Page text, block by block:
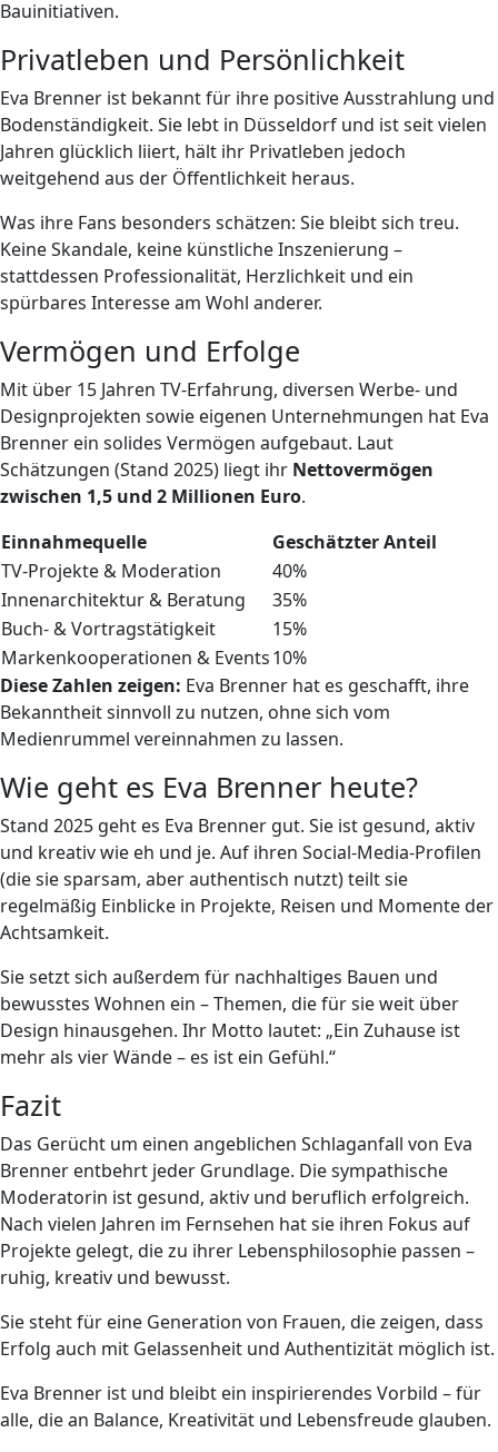
Bauinitiativen.
Privatleben und Persönlichkeit
Eva Brenner ist bekannt für ihre positive Ausstrahlung und
Bodenständigkeit. Sie lebt in Düsseldorf und ist seit vielen
Jahren glücklich liiert, hält ihr Privatleben jedoch
weitgehend aus der Öffentlichkeit heraus.
Was ihre Fans besonders schätzen: Sie bleibt sich treu.
Keine Skandale, keine künstliche Inszenierung –
stattdessen Professionalität, Herzlichkeit und ein
spürbares Interesse am Wohl anderer.
Vermögen und Erfolge
Mit über 15 Jahren TV-Erfahrung, diversen Werbe- und
Designprojekten sowie eigenen Unternehmungen hat Eva
Brenner ein solides Vermögen aufgebaut. Laut
Schätzungen (Stand 2025) liegt ihr Nettovermögen
zwischen 1,5 und 2 Millionen Euro.
Einnahmequelle
Geschätzter Anteil
TV-Projekte & Moderation
40%
Innenarchitektur & Beratung
35%
Buch- & Vortragstätigkeit
15%
Markenkooperationen & Events10%
Diese Zahlen zeigen: Eva Brenner hat es geschafft, ihre
Bekanntheit sinnvoll zu nutzen, ohne sich vom
Medienrummel vereinnahmen zu lassen.
Wie geht es Eva Brenner heute?
Stand 2025 geht es Eva Brenner gut. Sie ist gesund, aktiv
und kreativ wie eh und je. Auf ihren Social-Media-Profilen
(die sie sparsam, aber authentisch nutzt) teilt sie
regelmäßig Einblicke in Projekte, Reisen und Momente der
Achtsamkeit.
Sie setzt sich außerdem für nachhaltiges Bauen und
bewusstes Wohnen ein – Themen, die für sie weit über
Design hinausgehen. Ihr Motto lautet: „Ein Zuhause ist
mehr als vier Wände – es ist ein Gefühl.“
Fazit
Das Gerücht um einen angeblichen Schlaganfall von Eva
Brenner entbehrt jeder Grundlage. Die sympathische
Moderatorin ist gesund, aktiv und beruflich erfolgreich.
Nach vielen Jahren im Fernsehen hat sie ihren Fokus auf
Projekte gelegt, die zu ihrer Lebensphilosophie passen –
ruhig, kreativ und bewusst.
Sie steht für eine Generation von Frauen, die zeigen, dass
Erfolg auch mit Gelassenheit und Authentizität möglich ist.
Eva Brenner ist und bleibt ein inspirierendes Vorbild – für
alle, die an Balance, Kreativität und Lebensfreude glauben.